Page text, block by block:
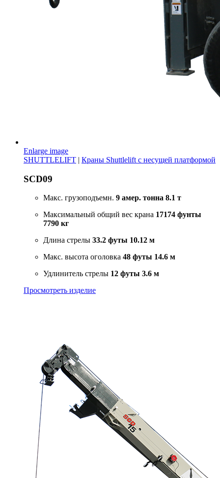
Enlarge image
SHUTTLELIFT | Краны Shuttlelift с несущей платформой
SCD09
Макс. грузоподъемн. 9 амер. тонна 8.1 т
Максимальный общий вес крана 17174 фунты
7790 кг
Длина стрелы 33.2 футы 10.12 м
Макс. высота оголовка 48 футы 14.6 м
Удлинитель стрелы 12 футы 3.6 м
Просмотреть изделие